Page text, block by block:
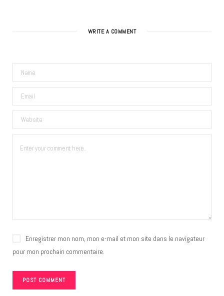
WRITE A COMMENT
Enregistrer mon nom, mon e-mail et mon site dans le navigateur
pour mon prochain commentaire.